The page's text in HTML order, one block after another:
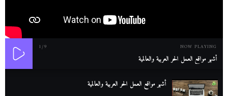
NOW PLAYING
1/9
أشهر مواقع العمل الحر العربية والعالمية
أشهر مواقع العمل الحر العربية والعالمية